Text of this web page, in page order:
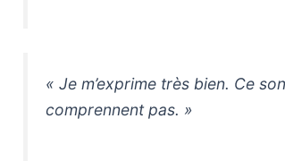
« Je m’exprime très bien. Ce
comprennent pas. »